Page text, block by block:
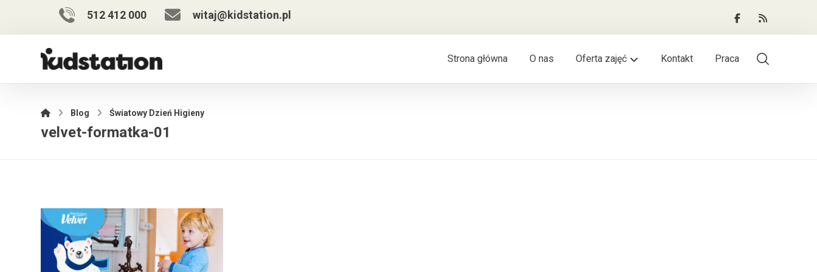
512 412 000 witaj@kidstation.pl
Strona główna O nas Oferta zajęć Kontakt Praca
Blog Światowy Dzień Higieny
velvet-formatka-01